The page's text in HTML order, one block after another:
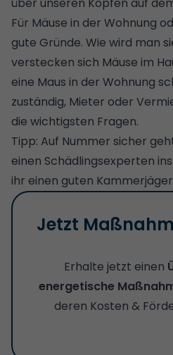
Für Mäuse in der Wohnung
gute Gründe. Wie wird man
verstecken sich Mäuse im
eine Maus in der Wohnung
zuständig, Mieter oder
die wichtigsten Fragen.
Tipp: Auf Nummer sicher
einen Schädlingsexperten
ihr einen guten
Jetzt
Erhalte jetzt einen
energetische
deren Kosten &